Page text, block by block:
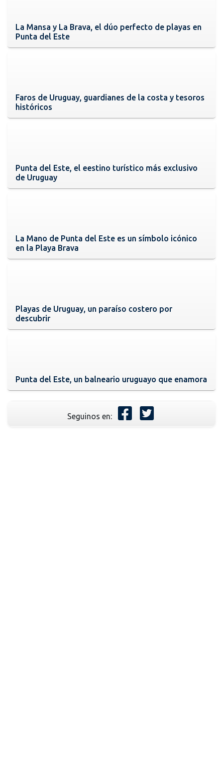
La Mansa y La Brava, el dúo perfecto de playas en
Punta del Este
Faros de Uruguay, guardianes de la costa y tesoros
históricos
Punta del Este, el eestino turístico más exclusivo
de Uruguay
La Mano de Punta del Este es un símbolo icónico
en la Playa Brava
Playas de Uruguay, un paraíso costero por
descubrir
Punta del Este, un balneario uruguayo que enamora
Seguinos en: